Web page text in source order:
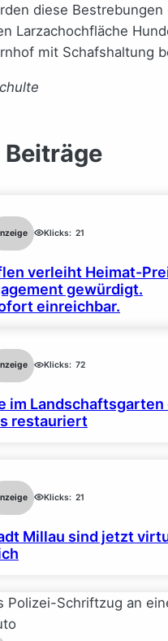
diese
Larzachochfläche
mit Schafshaltung
Klicks: 21
verleiht Heimat-
gewürdigt.
einreichbar.
Klicks: 72
im Landschaftsgarten
restauriert
Klicks: 21
Millau sind jetzt